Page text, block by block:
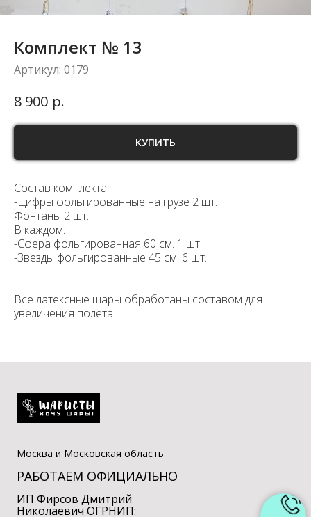
Комплект № 13
Артикул: 0179
8 900 р.
КУПИТЬ
Состав комплекта:
-Цифры фольгированные на грузе 2 шт.
Фонтаны 2 шт.
В каждом:
-Сфера фольгированная 60 см. 1 шт.
-Звезды фольгированные 45 см. 6 шт.
Все латексные шары обработаны составом для
увеличения полета.
Москва и Московская область
РАБОТАЕМ ОФИЦИАЛЬНО
ИП Фирсов Дмитрий
Николаевич ОГРНИП: